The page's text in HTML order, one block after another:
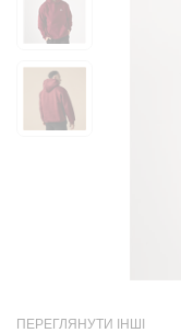
ПЕРЕГЛЯНУТИ ІНШІ